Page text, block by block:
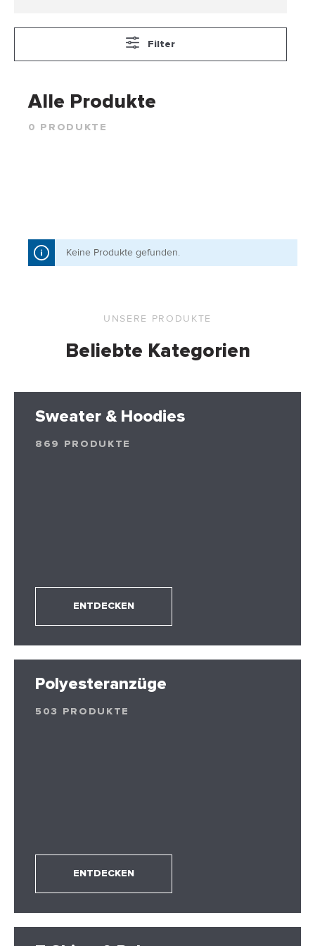
Zahlungsarten
Bestellungen
Filter
Alle Produkte
0 PRODUKTE
Keine Produkte gefunden.
UNSERE PRODUKTE
Beliebte Kategorien
Sweater & Hoodies
869 PRODUKTE
ENTDECKEN
Polyesteranzüge
503 PRODUKTE
ENTDECKEN